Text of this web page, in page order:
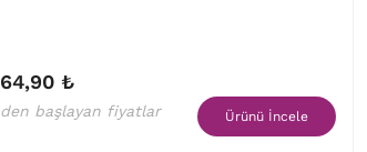
64,90 ₺
den başlayan fiyatlar Ürünü İncele